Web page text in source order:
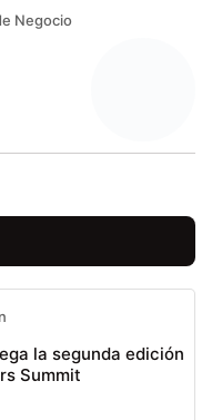
Negocio
la segunda edición
Summit